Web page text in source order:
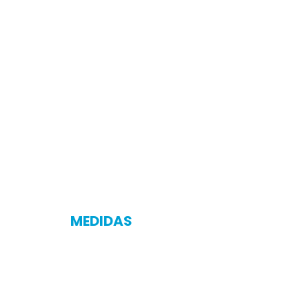
MEDIDAS